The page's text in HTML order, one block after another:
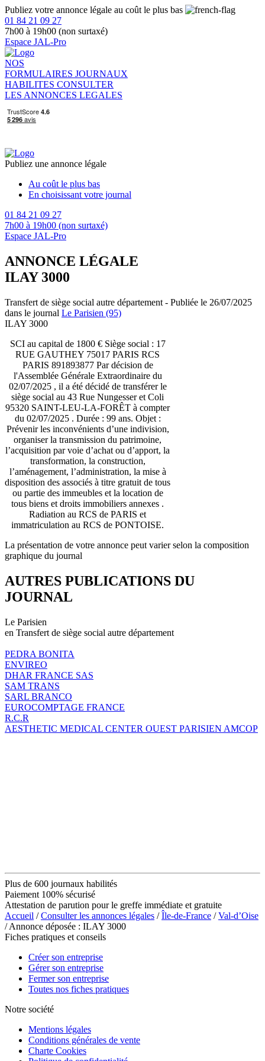
Publiez votre annonce légale au coût le plus bas
01 84 21 09 27
7h00 à 19h00 (non surtaxé)
Espace JAL-Pro
NOS
FORMULAIRES JOURNAUX
HABILITES CONSULTER
LES ANNONCES LEGALES
Publiez une annonce légale
Au coût le plus bas
En choisissant votre journal
01 84 21 09 27
7h00 à 19h00 (non surtaxé)
Espace JAL-Pro
ANNONCE LÉGALE
ILAY 3000
Transfert de siège social autre département - Publiée le 26/07/2025
dans le journal Le Parisien (95)
ILAY 3000
SCI au capital de 1800 € Siège social : 17
RUE GAUTHEY 75017 PARIS RCS
PARIS 891893877 Par décision de
l'Assemblée Générale Extraordinaire du
02/07/2025 , il a été décidé de transférer le
siège social au 43 Rue Nungesser et Coli
95320 SAINT-LEU-LA-FORÊT à compter
du 02/07/2025 . Durée : 99 ans. Objet :
Prévenir les inconvénients d’une indivision,
organiser la transmission du patrimoine,
l’acquisition par voie d’achat ou d’apport, la
transformation, la construction,
l’aménagement, l’administration, la mise à
disposition des associés à titre gratuit de tous
ou partie des immeubles et la location de
tous biens et droits immobiliers annexes .
Radiation au RCS de PARIS et
immatriculation au RCS de PONTOISE.
La présentation de votre annonce peut varier selon la composition
graphique du journal
AUTRES PUBLICATIONS DU
JOURNAL
Le Parisien
en Transfert de siège social autre département
PEDRA BONITA
ENVIREO
DHAR FRANCE SAS
SAM TRANS
SARL BRANCO
EUROCOMPTAGE FRANCE
R.C.R
AESTHETIC MEDICAL CENTER OUEST PARISIEN AMCOP
Plus de 600 journaux habilités
Paiement 100% sécurisé
Attestation de parution pour le greffe immédiate et gratuite
Accueil /Consulter les annonces légales /Île-de-France /Val-d’Oise
/ Annonce déposée : ILAY 3000
Fiches pratiques et conseils
Créer son entreprise
Gérer son entreprise
Fermer son entreprise
Toutes nos fiches pratiques
Notre société
Mentions légales
Conditions générales de vente
Charte Cookies